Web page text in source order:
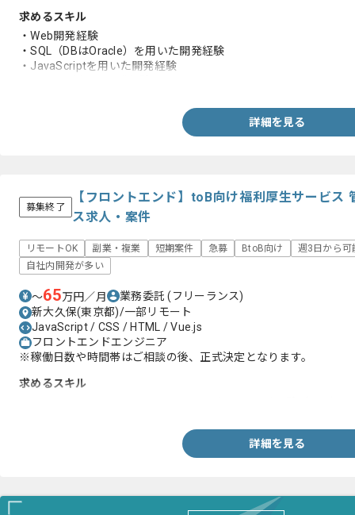
求めるスキル
・Web開発経験
・SQL（DBはOracle）を用いた開発経験
・JavaScriptを用いた開発経験
詳細を見る
募集終了
【フロントエンド】toB向け福利厚生サービス
ス求人・案件
リモートOK 副業・複業 短期案件 急募 BtoB向け
週3日から可
自社内開発が多い
〜65万円／月 業務委託(フリーランス)
新大久保(東京都)/一部リモート
JavaScript / CSS / HTML / Vue.js
フロントエンドエンジニア
※稼働日数や時間帯はご相談の後、正式決定となります。
求めるスキル
詳細を見る